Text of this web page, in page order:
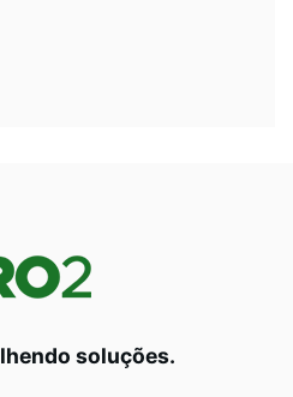
soluções.